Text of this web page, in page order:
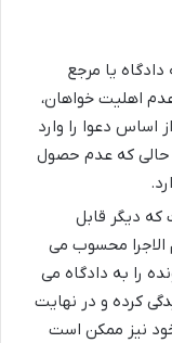
دادگاه یا مرجع
اهلیت خواهان،
اساس دعوا را وارد
حالی که عدم حصول
دیگر قابل
الاجرا محسوب می
را به دادگاه می
کرده و در نهایت
خود نیز ممکن است